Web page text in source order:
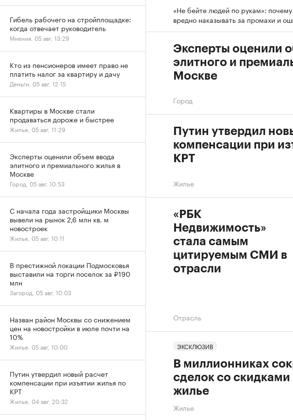
«Не бейте людей по рукам»: почему
вредно наказывать за промахи и
Город
Эксперты оценили
элитного и
Москве
Жилье
Путин утвердил
компенсации при
КРТ
Отрасль
«РБК
Недвижимость»
стала самым
цитируемым СМИ в
отрасли
Жилье
В миллионниках
сделок со
жилье
ЭКСКЛЮЗИВ
Гибель рабочего на стройплощадке:
когда отвечает руководитель
Мнения, 05 авг, 13:29
Кто из пенсионеров имеет право не
платить налог за квартиру и дачу
Деньги, 05 авг, 12:15
Квартиры в Москве стали
продаваться дороже и быстрее
Жилье, 05 авг, 11:29
Эксперты оценили объем ввода
элитного и премиального жилья в
Москве
Город, 05 авг, 10:53
С начала года застройщики Москвы
вывели на рынок 2,6 млн кв. м
новостроек
Жилье, 05 авг, 10:11
В престижной локации Подмосковья
выставили на торги поселок за ₽190
млн
Загород, 05 авг, 10:03
Назван район Москвы со снижением
цен на новостройки в июле почти на
10%
Жилье, 05 авг, 10:00
Путин утвердил новый расчет
компенсации при изъятии жилья по
КРТ
Жилье, 04 авг, 20:32